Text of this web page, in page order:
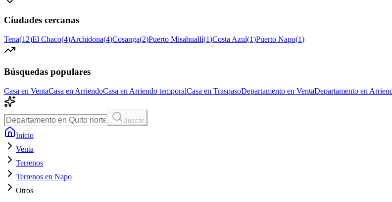
Ciudades cercanas
Tena(12)El Chaco(4)Archidona(4)Cosanga(2)Puerto Misahuallí(1)Costa Azul(1)Puerto Napo(1)
Búsquedas populares
Casa en VentaCasa en ArriendoCasa en Arriendo temporalCasa en TraspasoDepartamento en VentaDepartamento en
Buscar
Inicio
Venta
Terrenos
Terrenos en Napo
Otros